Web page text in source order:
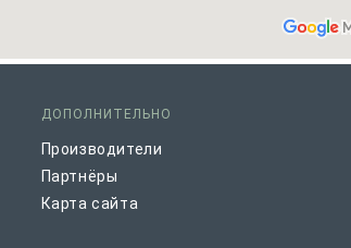
ДОПОЛНИТЕЛЬНО
Производители
Партнёры
Карта сайта